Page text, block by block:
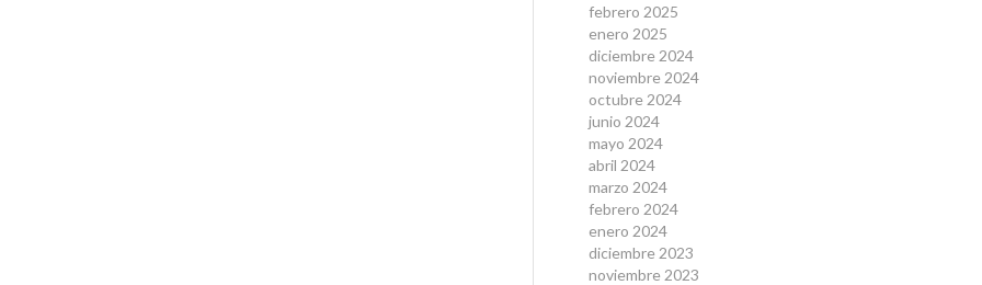
febrero 2025
enero 2025
diciembre 2024
noviembre 2024
octubre 2024
junio 2024
mayo 2024
abril 2024
marzo 2024
febrero 2024
enero 2024
diciembre 2023
noviembre 2023